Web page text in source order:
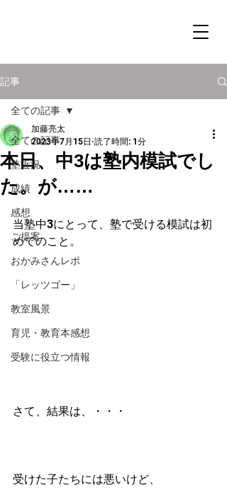
記事
全ての記事
塾近況
成績
感想
ご提案
おかみさんレポ
「レッツゴー」
教室風景
育児・教育本感想
受験に役立つ情報
全ての記事
本日、中3は塾内模試でし
た。が……
加藤亮太
2023年7月15日 読了時間: 1分
当塾中3にとって、塾で受ける模試は初
めてのこと。
さて、結果は、・・・
受けた子たちには悪いけど、